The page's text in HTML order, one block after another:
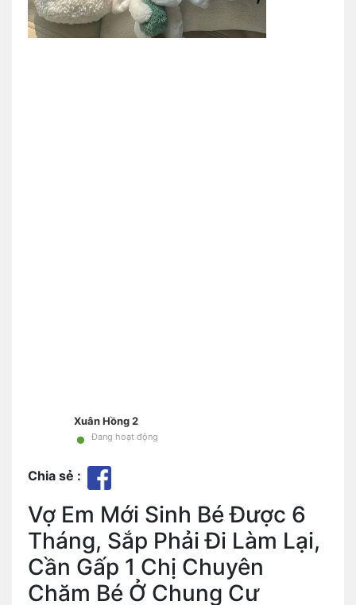
Xuân Hồng 2
• Đang hoạt động
Chia sẻ :
Vợ Em Mới Sinh Bé Được 6
Tháng, Sắp Phải Đi Làm Lại,
Cần Gấp 1 Chị Chuyên
Chăm Bé Ở Chung Cư